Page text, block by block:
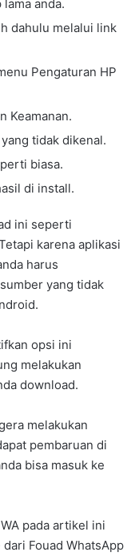
anda.
dahulu melalui link
Pengaturan HP
Keamanan.
tidak dikenal.
biasa.
di install.
ini seperti
karena aplikasi
harus
yang tidak
opsi ini
melakukan
download.
melakukan
pembaruan di
bisa masuk ke
pada artikel ini
Fouad WhatsApp